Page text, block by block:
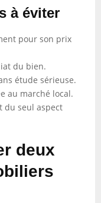
à éviter
pour son prix
du bien.
étude sérieuse.
au marché local.
du seul aspect
deux